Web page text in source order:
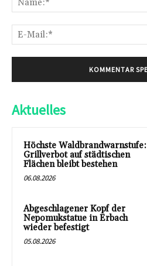
Aktuelles
Höchste Waldbrandwarnstufe:
Grillverbot auf städtischen
Flächen bleibt bestehen
06.08.2026
Abgeschlagener Kopf der
Nepomukstatue in Erbach
wieder befestigt
05.08.2026